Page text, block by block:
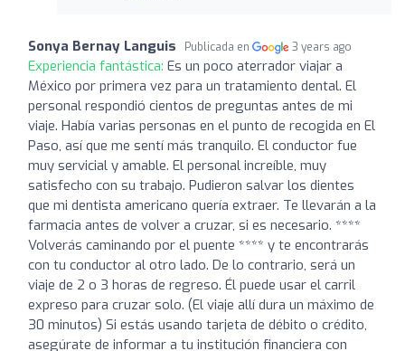
Sonya Bernay Languis Publicada en 3 years ago
Experiencia fantástica: Es un poco aterrador viajar a
México por primera vez para un tratamiento dental. El
personal respondió cientos de preguntas antes de mi
viaje. Había varias personas en el punto de recogida en El
Paso, así que me sentí más tranquilo. El conductor fue
muy servicial y amable. El personal increíble, muy
satisfecho con su trabajo. Pudieron salvar los dientes
que mi dentista americano quería extraer. Te llevarán a la
farmacia antes de volver a cruzar, si es necesario. ****
Volverás caminando por el puente **** y te encontrarás
con tu conductor al otro lado. De lo contrario, será un
viaje de 2 o 3 horas de regreso. Él puede usar el carril
expreso para cruzar solo. (El viaje allí dura un máximo de
30 minutos) Si estás usando tarjeta de débito o crédito,
asegúrate de informar a tu institución financiera con